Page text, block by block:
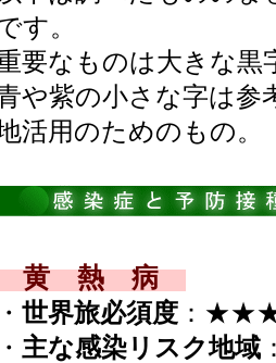
す。
要なものは大きな黒
や紫の小さな字は参
活用のためのもの。
熱 病
・ 世界旅必須度 ：
・ 主な感染リスク地域